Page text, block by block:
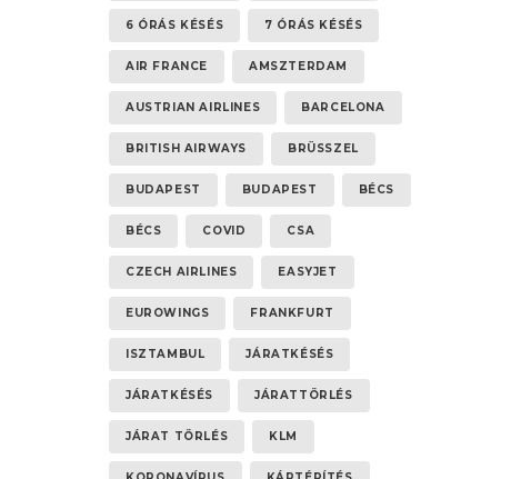
6 ÓRÁS KÉSÉS 7 ÓRÁS KÉSÉS
AIR FRANCE AMSZTERDAM
AUSTRIAN AIRLINES BARCELONA
BRITISH AIRWAYS BRÜSSZEL
BUDAPEST BUDAPEST BÉCS
BÉCS COVID CSA
CZECH AIRLINES EASYJET
EUROWINGS FRANKFURT
ISZTAMBUL JÁRATKÉSÉS
JÁRATKÉSÉS JÁRATTÖRLÉS
JÁRAT TÖRLÉS KLM